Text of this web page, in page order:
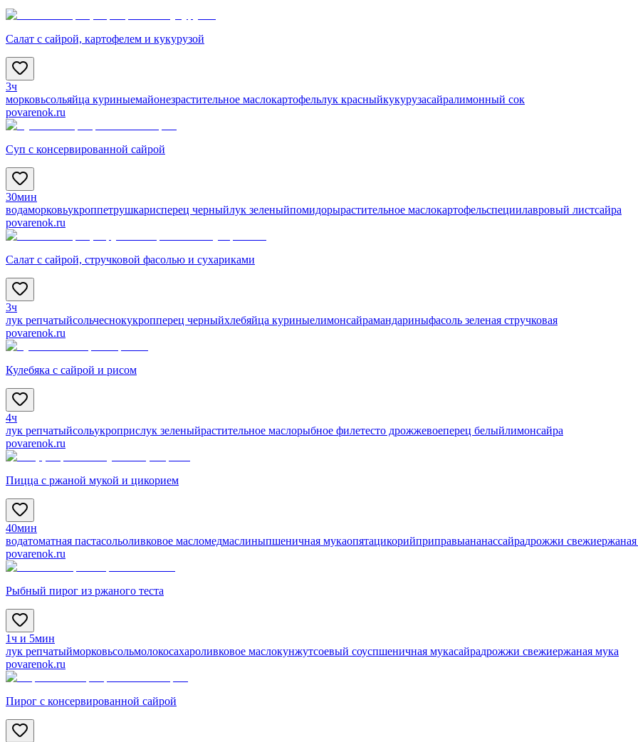
Салат с сайрой, картофелем и кукурузой
3ч
морковьсольяйца куриныемайонезрастительное маслокартофельлук красныйкукурузасайралимонный сок
povarenok.ru
Суп с консервированной сайрой
30мин
водаморковьукроппетрушкарисперец черныйлук зеленыйпомидорырастительное маслокартофельспециилавровый листсайра
povarenok.ru
Салат с сайрой, стручковой фасолью и сухариками
3ч
лук репчатыйсольчеснокукропперец черныйхлебяйца куриныелимонсайрамандариныфасоль зеленая стручковая
povarenok.ru
Кулебяка с сайрой и рисом
4ч
лук репчатыйсольукроприслук зеленыйрастительное маслорыбное филетесто дрожжевоеперец белыйлимонсайра
povarenok.ru
Пицца с ржаной мукой и цикорием
40мин
водатоматная пастасольоливковое масломедмаслиныпшеничная мукаопятацикорийприправыананассайрадрожжи свежие
povarenok.ru
Рыбный пирог из ржаного теста
1ч и 5мин
лук репчатыйморковьсольмолокосахароливковое маслокунжутсоевый соуспшеничная мукасайрадрожжи свежиержаная мука
povarenok.ru
Пирог с консервированной сайрой